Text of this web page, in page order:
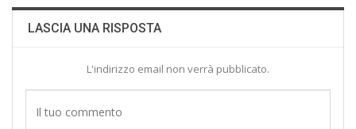
LASCIA UNA RISPOSTA
L'indirizzo email non verrà pubblicato.